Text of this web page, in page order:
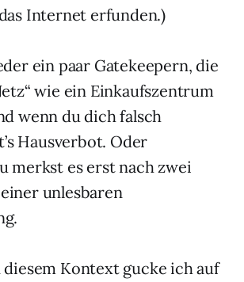
Internet erfunden.)
ein paar Gatekeepern, die
wie ein Einkaufszentrum
wenn du dich falsch
Hausverbot. Oder
merkst es erst nach zwei
unlesbaren
diesem Kontext gucke ich auf